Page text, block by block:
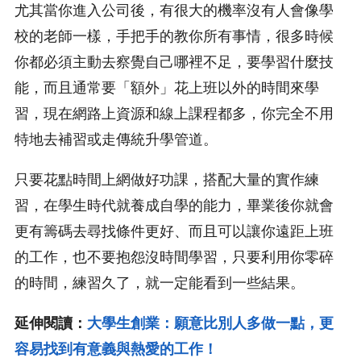
尤其當你進入公司後，有很大的機率沒有人會像學
校的老師一樣，手把手的教你所有事情，很多時候
你都必須主動去察覺自己哪裡不足，要學習什麼技
能，而且通常要「額外」花上班以外的時間來學
習，現在網路上資源和線上課程都多，你完全不用
特地去補習或走傳統升學管道。
只要花點時間上網做好功課，搭配大量的實作練
習，在學生時代就養成自學的能力，畢業後你就會
更有籌碼去尋找條件更好、而且可以讓你遠距上班
的工作，也不要抱怨沒時間學習，只要利用你零碎
的時間，練習久了，就一定能看到一些結果。
延伸閱讀： 大學生創業：願意比別人多做一點，更
容易找到有意義與熱愛的工作！